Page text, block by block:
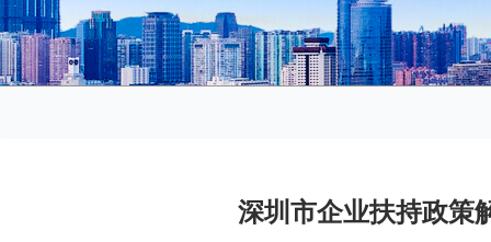
深圳市企业扶持政策